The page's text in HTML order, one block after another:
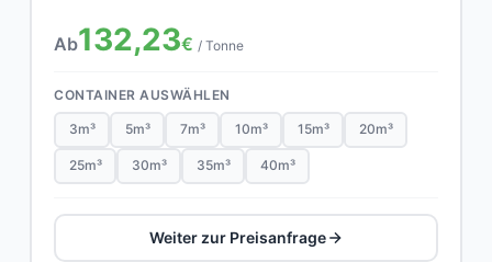
Ab132,23€ / Tonne
CONTAINER AUSWÄHLEN
3m³ 5m³ 7m³ 10m³ 15m³ 20m³
25m³ 30m³ 35m³ 40m³
Weiter zur Preisanfrage